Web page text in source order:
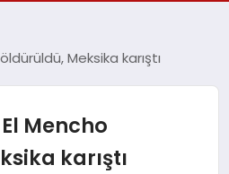
Meksika karıştı
Mencho
karıştı